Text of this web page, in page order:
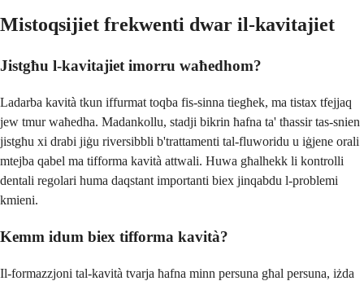
Mistoqsijiet frekwenti dwar il-kavitajiet
Jistgħu l-kavitajiet imorru waħedhom?
Ladarba kavità tkun iffurmat toqba fis-sinna tiegħek, ma tistax tfejjaq
jew tmur waħedha. Madankollu, stadji bikrin ħafna ta' tħassir tas-snien
jistgħu xi drabi jiġu riversibbli b'trattamenti tal-fluworidu u iġjene orali
mtejba qabel ma tifforma kavità attwali. Huwa għalhekk li kontrolli
dentali regolari huma daqstant importanti biex jinqabdu l-problemi
kmieni.
Kemm idum biex tifforma kavità?
Il-formazzjoni tal-kavità tvarja ħafna minn persuna għal persuna, iżda